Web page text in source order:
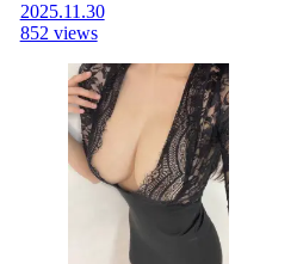
2025.11.30
852 views